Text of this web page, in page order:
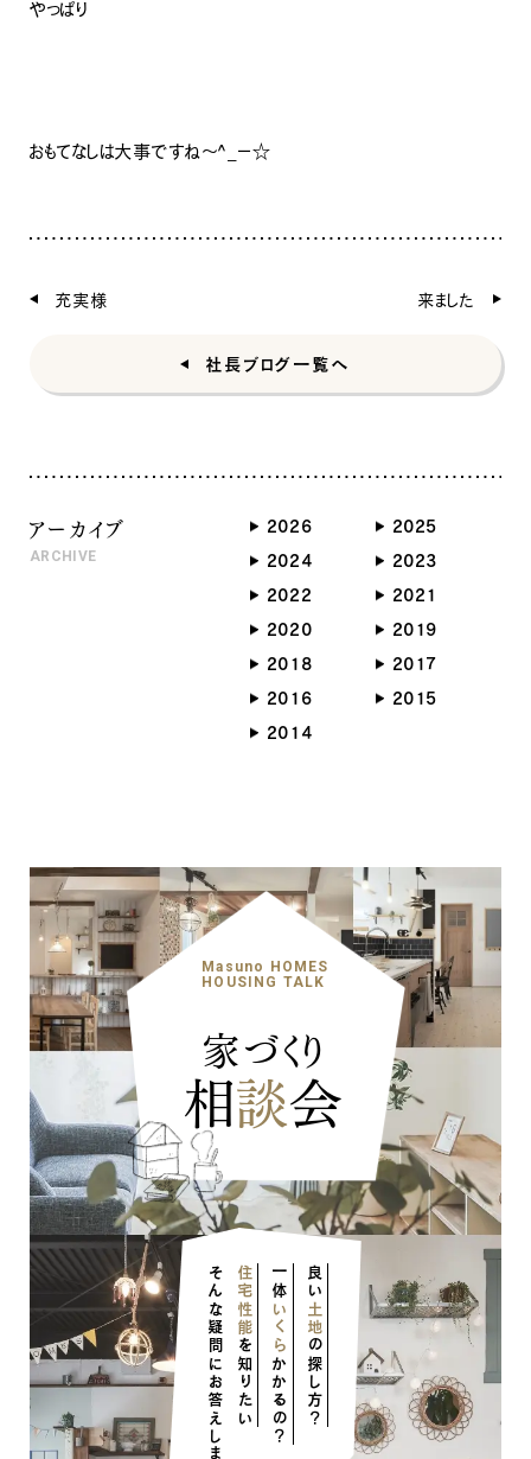
ナチュラル
やっぱり
おもてなしは大事ですね〜^_−☆
充実様 来ました
社長ブログ一覧へ
アーカイブ
ARCHIVE
2026
2025
2024
2023
2022
2021
2020
2019
2018
2017
2016
2015
2014
Masuno HOMES
HOUSING TALK
家づくり
相談会
住宅性能
を知りたい
一体
いくら
かかるの？
良い
土地
の探し方？
そんな疑問にお答えします！